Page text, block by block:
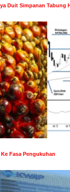
Duit Simpanan Tabung
Fasa Pengukuhan